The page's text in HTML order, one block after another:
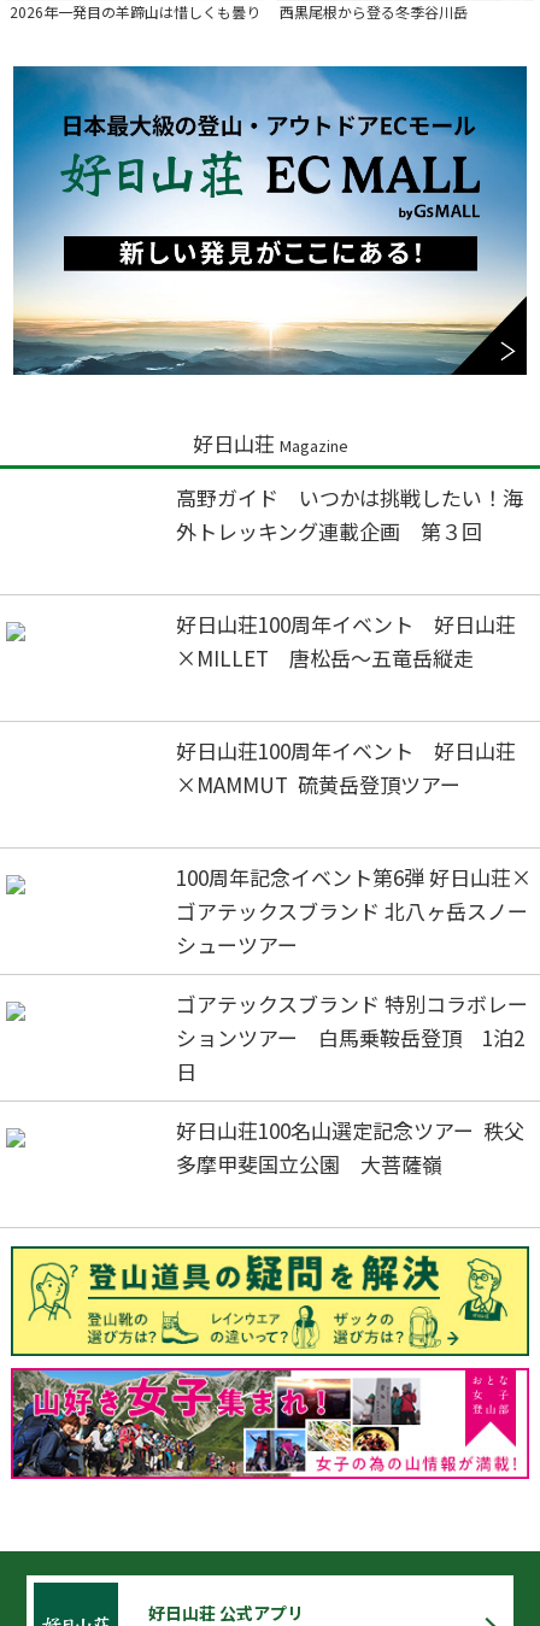
2026年一発目の羊蹄山は惜しくも曇り 西黒尾根から登る冬季谷川岳
好日山荘 Magazine
高野ガイド いつかは挑戦したい！海
外トレッキング連載企画 第３回
好日山荘100周年イベント 好日山荘
×MILLET 唐松岳～五竜岳縦走
好日山荘100周年イベント 好日山荘
×MAMMUT 硫黄岳登頂ツアー
100周年記念イベント第6弾 好日山荘×
ゴアテックスブランド 北八ヶ岳スノー
シューツアー
ゴアテックスブランド 特別コラボレー
ションツアー 白馬乗鞍岳登頂 1泊2
日
好日山荘100名山選定記念ツアー 秩父
多摩甲斐国立公園 大菩薩嶺
好日山荘 公式アプリ